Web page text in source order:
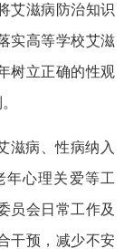
艾滋病防治知识
实高等学校艾滋
树立正确的性观
滋病、性病纳入
年心理关爱等工
员会日常工作及
干预，减少不安